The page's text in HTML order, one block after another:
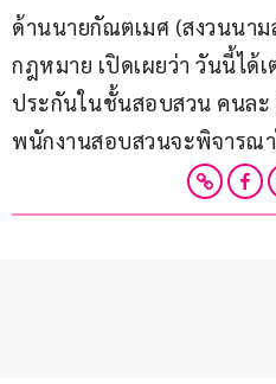
ด้านนายกัณตเมศ (สงวนนา
กฎหมาย เปิดเผยว่า วันนี้ได้
ประกันในชั้นสอบสวน คนละ
พนักงานสอบสวนจะพิจารณ